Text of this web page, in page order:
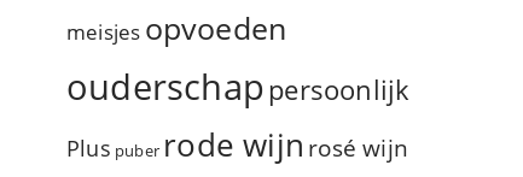
meisjes opvoeden
ouderschappersoonlijk
Plus puber rode wijn rosé wijn